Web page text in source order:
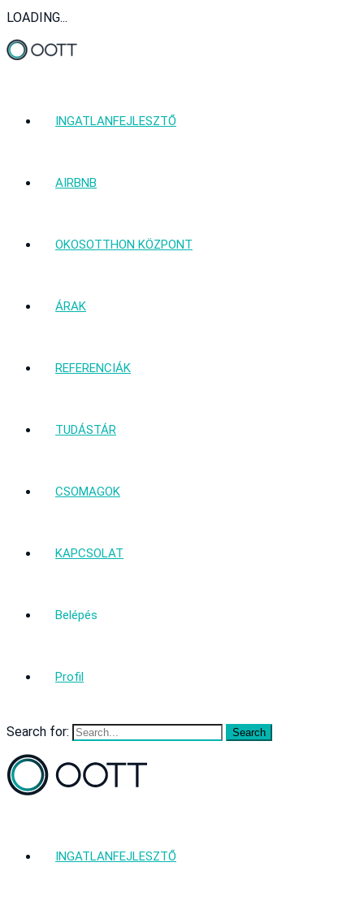
LOADING...
INGATLANFEJLESZTŐ
AIRBNB
OKOSOTTHON KÖZPONT
ÁRAK
REFERENCIÁK
TUDÁSTÁR
CSOMAGOK
KAPCSOLAT
Belépés
Profil
Search for:
INGATLANFEJLESZTŐ